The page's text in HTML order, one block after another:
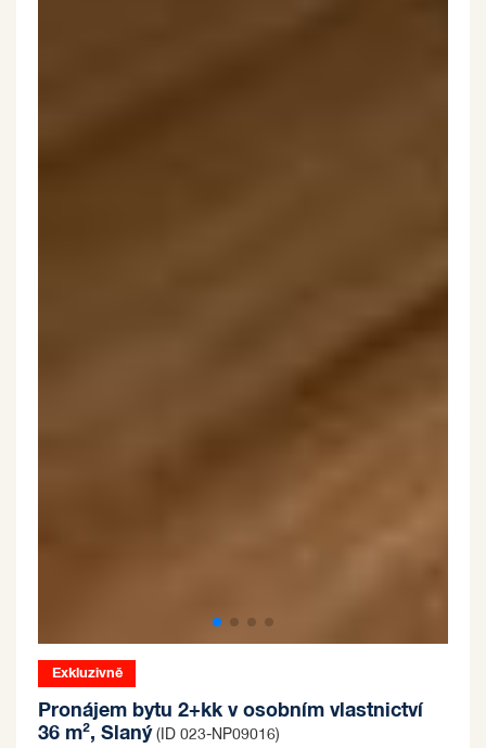
Exkluzivně
Pronájem bytu 2+kk v osobním vlastnictví
36 m², Slaný(ID 023-NP09016)